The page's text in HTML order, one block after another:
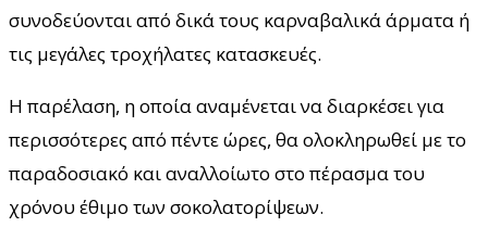
συνοδεύονται από δικά τους καρναβαλικά άρματα ή
τις μεγάλες τροχήλατες κατασκευές.
Η παρέλαση, η οποία αναμένεται να διαρκέσει για
περισσότερες από πέντε ώρες, θα ολοκληρωθεί με το
παραδοσιακό και αναλλοίωτο στο πέρασμα του
χρόνου έθιμο των σοκολατορίψεων.